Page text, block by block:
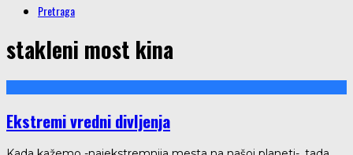
Pretraga
stakleni most kina
Ekstremi vredni divljenja